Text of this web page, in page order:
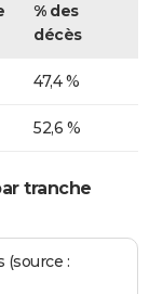
% des
décès
47,4 %
52,6 %
tranche
: